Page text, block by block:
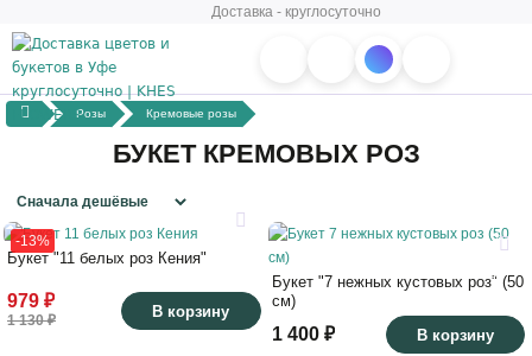
Доставка - круглосуточно
Розы Кремовые розы
БУКЕТ КРЕМОВЫХ РОЗ
-13%
Букет "11 белых роз Кения"
979 ₽
1 130 ₽ В корзину
50
21
Букет "7 нежных кустовых роз" (50
см)
1 400 ₽ В корзину